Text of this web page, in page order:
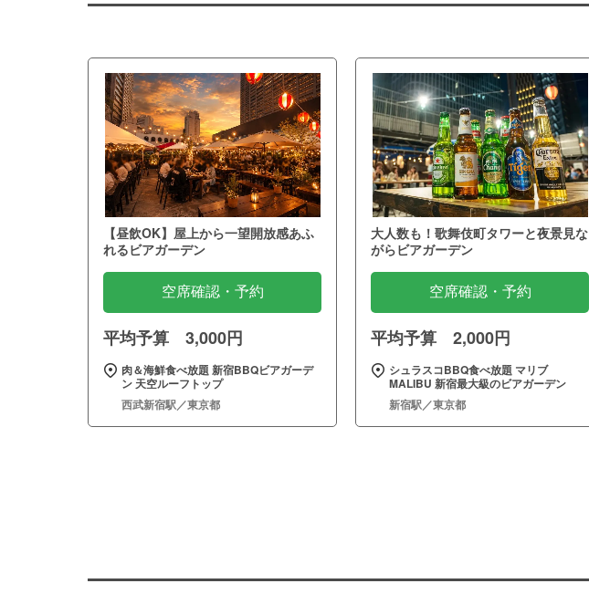
【昼飲OK】屋上から一望開放感あふ
れるビアガーデン
空席確認・予約
平均予算 3,000円
肉＆海鮮食べ放題 新宿BBQビアガーデ
ン 天空ルーフトップ
西武新宿駅／東京都
大人数も！歌舞伎町タワーと夜景見な
がらビアガーデン
空席確認・予約
平均予算 2,000円
シュラスコBBQ食べ放題 マリブ
MALIBU 新宿最大級のビアガーデン
新宿駅／東京都